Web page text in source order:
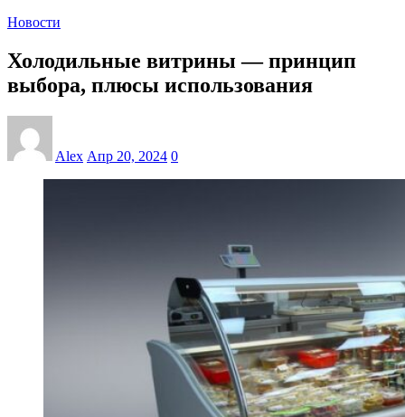
Новости
Холодильные витрины — принцип
выбора, плюсы использования
Alex Апр 20, 2024 0